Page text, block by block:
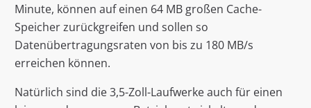
Minute, können auf einen 64 MB großen Cache-
Speicher zurückgreifen und sollen so
Datenübertragungsraten von bis zu 180 MB/s
erreichen können.
Natürlich sind die 3,5-Zoll-Laufwerke auch für einen